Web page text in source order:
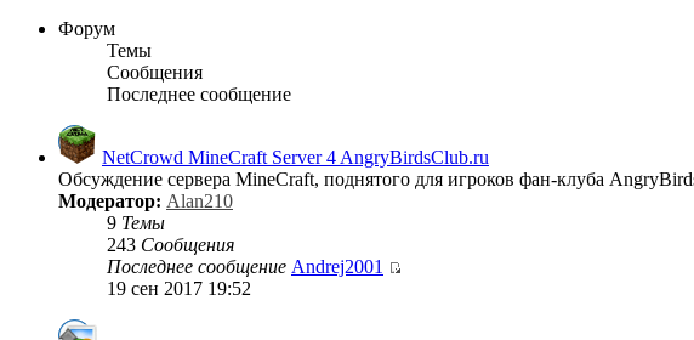
Форум
Темы
Сообщения
Последнее сообщение
NetCrowd MineCraft Server 4 AngryBirdsClub.ru
Обсуждение сервера MineCraft, поднятого для игроков фан-клуба
Модератор: Alan210
9 Темы
243 Сообщения
Последнее сообщение Andrej2001
19 сен 2017 19:52